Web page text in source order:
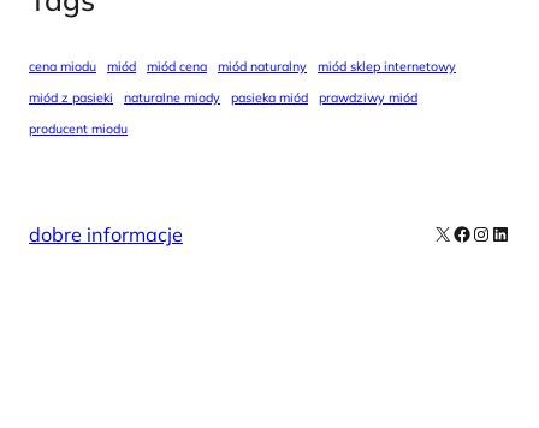
cena miodu miód miód cena miód naturalny
miód sklep internetowy
miód z pasieki
naturalne miody pasieka miód
prawdziwy miód
producent miodu
dobre informacje X Facebook